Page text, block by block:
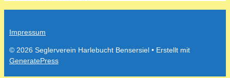
Impressum
© 2026 Seglerverein Harlebucht Bensersiel • Erstellt mit
GeneratePress